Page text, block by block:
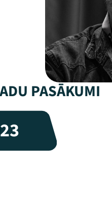
PASĀKUMI